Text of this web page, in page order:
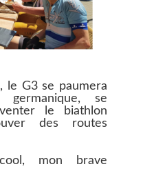
le G3 se paumera
germanique, se
le biathlon
des routes
mon brave